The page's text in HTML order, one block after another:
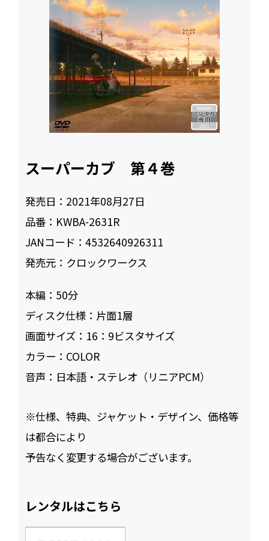
スーパーカブ 第４巻
発売日： 2021年08月27日
品番： KWBA-2631R
JANコード：4532640926311
発売元： クロックワークス
本編： 50
ディスク仕様： 片面1層
画面サイズ： 16：9ビスタサイズ
カラー： COLOR
音声： 日本語・ステレオ（リニアPCM）
※仕様、特典、ジャケット・デザイン、価格等
は都合により
予告なく変更する場合がございます。
レンタルはこちら